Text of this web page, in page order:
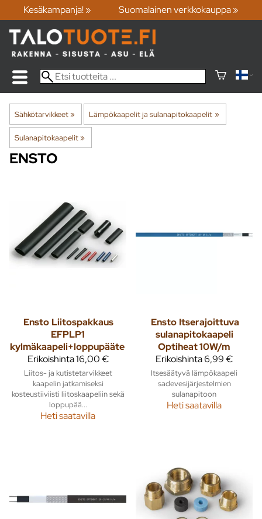
Kesäkampanja! » Suomalainen verkkokauppa »
Sähkötarvikkeet‪» Lämpökaapelit ja sulanapitokaapelit ‪»
Sulanapitokaapelit‪»
ENSTO
Ensto Liitospakkaus
EFPLP1
kylmäkaapeli+loppupääte
Erikoishinta16,00 €
Liitos- ja kutistetarvikkeet
kaapelin jatkamiseksi
kosteustiiviisti liitoskaapeliin sekä
loppupää...
Heti saatavilla
Ensto Itserajoittuva
sulanapitokaapeli
Optiheat 10W/m
Erikoishinta6,99 €
Itsesäätyvä lämpökaapeli
sadevesijärjestelmien
sulanapitoon
Heti saatavilla